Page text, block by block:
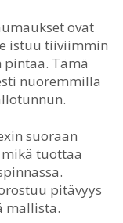
ovat
istuu tiiviimmin
Tämä
nuoremmilla
suoraan
tuottaa
pitävyys
mallista.